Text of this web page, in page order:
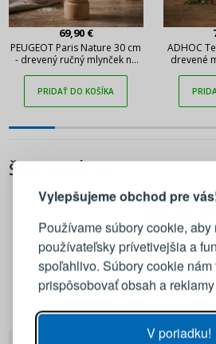
Vylepšujeme obchod pre
Používame súbory cookie,
používateľsky prívetivejšia a
spoľahlivo. Súbory cookie
prispôsobovať obsah a
V poriadku!
69,90 €
PEUGEOT Paris Nature 30 cm
- drevený ručný mlynček na
PRIDAŤ DO KOŠÍKA
ADHOC
drevené
ŠPECIFIKÁCIA
WMF
Prihláste sa k